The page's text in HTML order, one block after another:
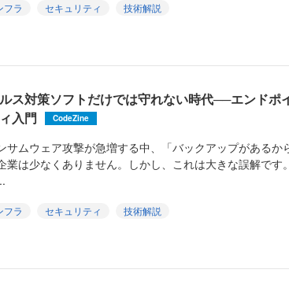
フラ セキュリティ
技術解説
ス対策ソフトだけでは守れない時代──エンドポ
入門
CodeZine
サムウェア攻撃が急増する中、「バックアップがあるか
業は少なくありません。しかし、これは大きな誤解です
フラ セキュリティ
技術解説